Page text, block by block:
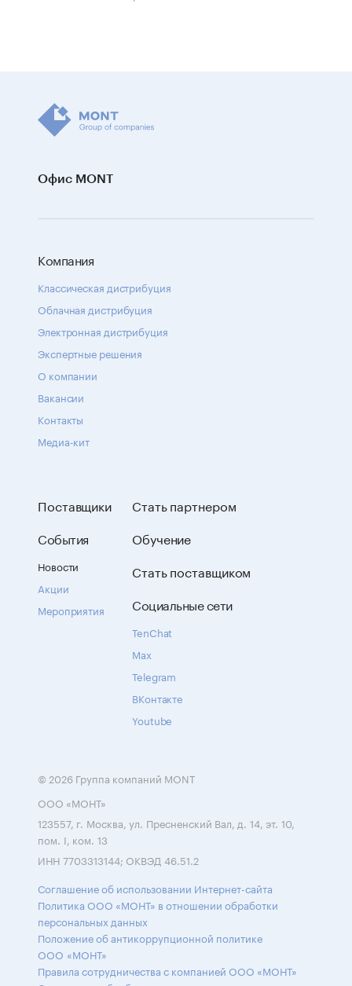
Офис MONT
Компания
Классическая дистрибуция
Облачная дистрибуция
Электронная дистрибуция
Экспертные решения
О компании
Вакансии
Контакты
Медиа-кит
Поставщики
События
Новости
Акции
Мероприятия
Стать партнером
Обучение
Стать поставщиком
Социальные сети
TenChat
Max
Telegram
ВКонтакте
Youtube
© 2026 Группа компаний MONT
ООО «МОНТ»
123557, г. Москва, ул. Пресненский Вал, д. 14, эт. 10,
пом. I, ком. 13
ИНН 7703313144; ОКВЭД 46.51.2
Соглашение об использовании Интернет-сайта
Политика ООО «МОНТ» в отношении обработки
персональных данных
Положение об антикоррупционной политике
ООО «МОНТ»
Правила сотрудничества с компанией ООО «МОНТ»